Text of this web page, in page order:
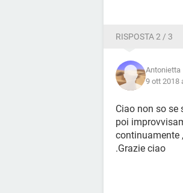
RISPOSTA 2 / 3
Antonietta
9 ott 2018
Ciao non so
poi
continuamente
.Grazie ciao